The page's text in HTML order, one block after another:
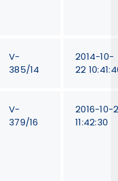
V-
385/14
2014-10-
22
V-
379/16
2016-10-
11:42:30